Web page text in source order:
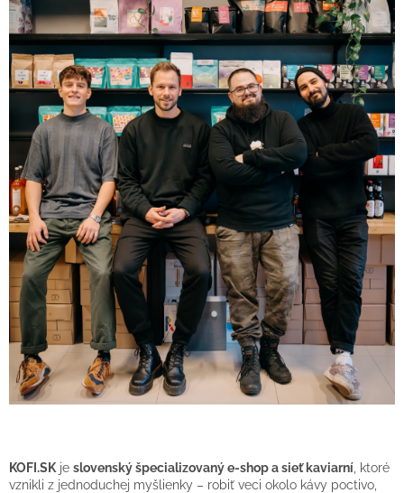
KOFI.SK je slovenský špecializovaný e-shop a sieť kaviarní , ktoré
vznikli z jednoduchej myšlienky – robiť veci okolo kávy poctivo,